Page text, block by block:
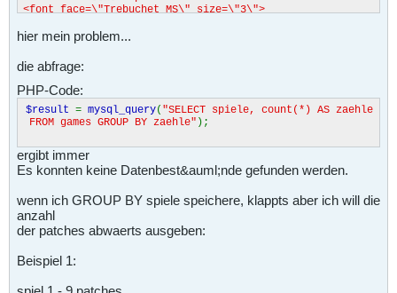
<font face=\"Trebuchet MS\" size=\"3\">
$i=
while(
L_NUM))
printf("
<table border=\"1\" width=\"270\" bgcolor='%s' cellspaci
ng=\"0\" cellpadding=\"0\"><tr><td width=\"150\">
show=$row[$i]\" class=\"link\"> %s </a>
</td> <td width=\"120\" align=\"right\" class=\"link\">%
s Patches</td></tr>
$i= $i + 2;
}
else
<br>Es konnten keine Datenbest&auml;nde gefunden werden.
<br>\n"
hier mein problem...
die abfrage:
PHP-Code:
$result = mysql_query( "SELECT spiele, count(*) AS zaehle
FROM games GROUP BY zaehle" );
ergibt immer
Es konnten keine Datenbest&auml;nde gefunden werden.
wenn ich GROUP BY spiele speichere, klappts aber ich will die
anzahl
der patches abwaerts ausgeben:
Beispiel 1: